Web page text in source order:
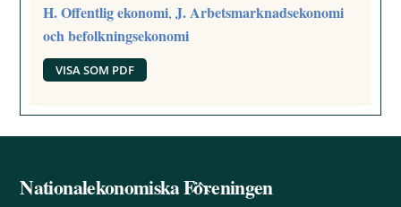
H. Offentlig ekonomi,J. Arbetsmarknadsekonomi
och befolkningsekonomi
VISA SOM PDF
Back
Nationalekonomiska Föreningen